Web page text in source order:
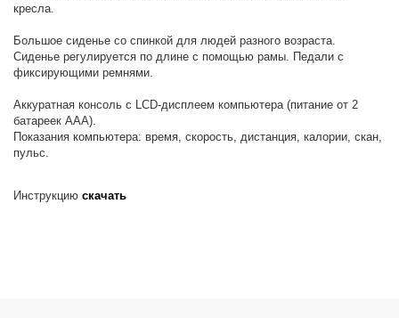
кресла.
Большое сиденье со спинкой для людей разного возраста.
Сиденье регулируется по длине с помощью рамы. Педали с
фиксирующими ремнями.
Аккуратная консоль с LCD-дисплеем компьютера (питание от 2
батареек ААА).
Показания компьютера: время, скорость, дистанция, калории, скан,
пульс.
Инструкциюскачать